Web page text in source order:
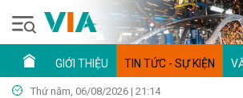
GIỚI THIỆU TIN TỨC - SỰ KIỆN
Thứ năm, 06/08/2026 | 21:14